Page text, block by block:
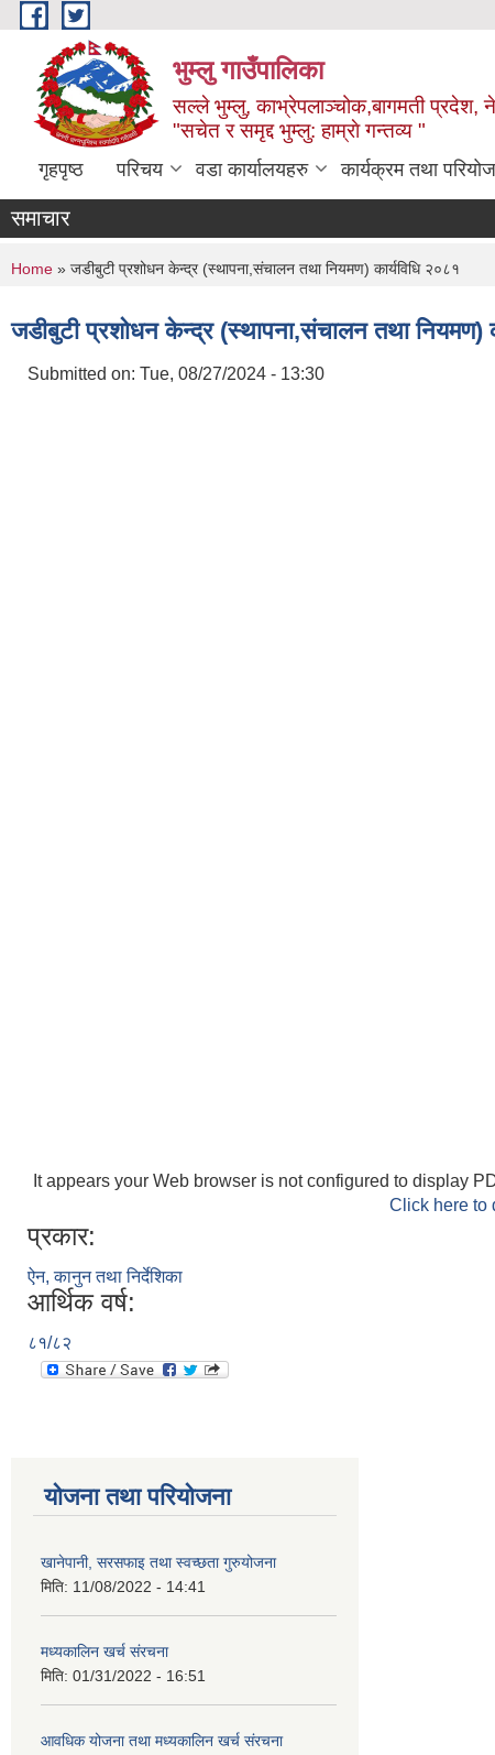
Skip to main content
भुम्लु गाउँपालिका
सल्ले भुम्लु, काभ्रेपलाञ्चोक,बागमती प्रदेश,
"सचेत र समृद्द भुम्लु: हाम्राे गन्तव्य "
गृहपृष्ठ परिचय वडा कार्यालयहरु कार्यक्रम तथा
समाचार
You are here
Home » जडीबुटी प्रशोधन केन्द्र (स्थापना,संचालन तथा नियमण) कार्यविधि २०८१
जडीबुटी प्रशोधन केन्द्र (स्थापना,संचालन तथा नियमण)
Submitted on: Tue, 08/27/2024 - 13:30
It appears your Web browser is not configured to display
Click here to
प्रकार:
ऐन, कानुन तथा निर्देशिका
आर्थिक वर्ष:
८१/८२
योजना तथा परियोजना
खानेपानी, सरसफाइ तथा स्वच्छता गुरुयोजना
मिति: 11/08/2022 - 14:41
मध्यकालिन खर्च संरचना
मिति: 01/31/2022 - 16:51
आवधिक योजना तथा मध्यकालिन खर्च संरचना